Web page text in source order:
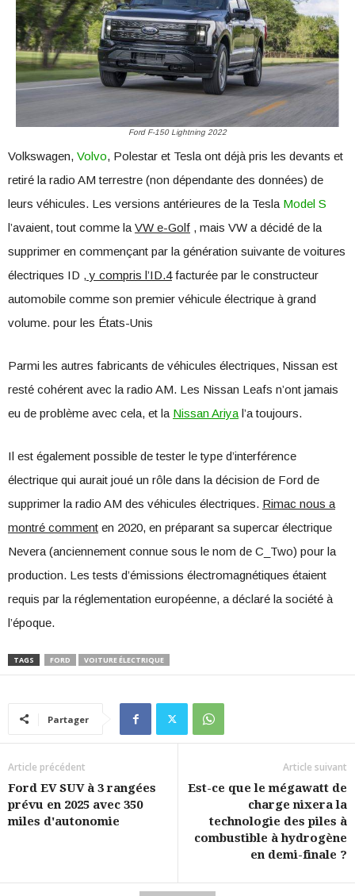
Ford F-150 Lightning 2022
Volkswagen, Volvo, Polestar et Tesla ont déjà pris les devants et
retiré la radio AM terrestre (non dépendante des données) de
leurs véhicules. Les versions antérieures de la Tesla Model S
l’avaient, tout comme la VW e-Golf , mais VW a décidé de la
supprimer en commençant par la génération suivante de voitures
électriques ID , y compris l’ID.4facturée par le constructeur
automobile comme son premier véhicule électrique à grand
volume. pour les États-Unis
Parmi les autres fabricants de véhicules électriques, Nissan est
resté cohérent avec la radio AM. Les Nissan Leafs n’ont jamais
eu de problème avec cela, et la Nissan Ariya l’a toujours.
Il est également possible de tester le type d’interférence
électrique qui aurait joué un rôle dans la décision de Ford de
supprimer la radio AM des véhicules électriques. Rimac nous a
montré comment en 2020, en préparant sa supercar électrique
Nevera (anciennement connue sous le nom de C_Two) pour la
production. Les tests d’émissions électromagnétiques étaient
requis par la réglementation européenne, a déclaré la société à
l’époque.
TAGS FORD VOITURE ÉLECTRIQUE
Partager
Article précédent
Ford EV SUV à 3 rangées
prévu en 2025 avec 350
miles d'autonomie
Article suivant
Est-ce que le mégawatt de
charge nixera la
technologie des piles à
combustible à hydrogène
en demi-finale ?